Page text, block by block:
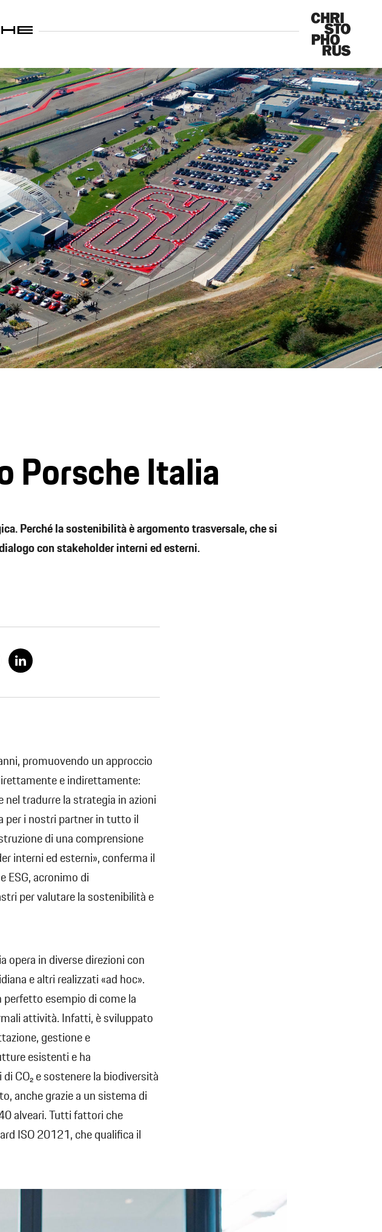
Porsche Italia
Perché la sostenibilità è argomento trasversale, che si
con stakeholder interni ed esterni.
promuovendo un approccio
e indirettamente:
tradurre la strategia in azioni
per i nostri partner in tutto il
di una comprensione
interni ed esterni», conferma il
ESG, acronimo di
per valutare la sostenibilità e
opera in diverse direzioni con
e altri realizzati «ad hoc».
perfetto esempio di come la
attività. Infatti, è sviluppato
gestione e
esistenti e ha
CO₂ e sostenere la biodiversità
anche grazie a un sistema di
alveari. Tutti fattori che
ISO 20121, che qualifica il